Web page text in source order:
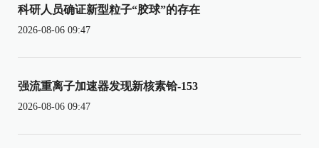
科研人员确证新型粒子“胶球”的存在
2026-08-06 09:47
强流重离子加速器发现新核素铪-153
2026-08-06 09:47